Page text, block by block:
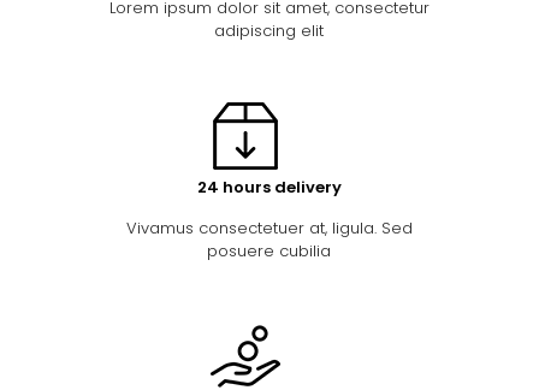
Lorem ipsum dolor sit amet, consectetur
adipiscing elit
24 hours delivery
Vivamus consectetuer at, ligula. Sed
posuere cubilia